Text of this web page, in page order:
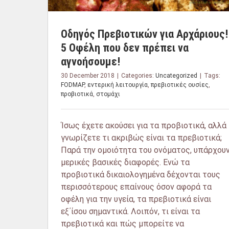
Οδηγός Πρεβιοτικών για Αρχάριους!
5 Οφέλη που δεν πρέπει να
αγνοήσουμε!
30 December 2018 Categories: Uncategorized
Tags:
FODMAP, εντερική λειτουργία,πρεβιοτικές ουσίες,
προβιοτικά, στομάχι
Ίσως έχετε ακούσει για τα προβιοτικά, αλλά
γνωρίζετε τι ακριβώς είναι τα πρεβιοτικά;
Παρά την ομοιότητα του ονόματος,
μερικές βασικές διαφορές. Ενώ τα
προβιοτικά δικαιολογημένα δέχονται τους
περισσότερους επαίνους όσον αφορά τα
οφέλη για την υγεία, τα πρεβιοτικά είναι
εξ΄ίσου σημαντικά. Λοιπόν, τι είναι τα
πρεβιοτικά και πώς μπορείτε να